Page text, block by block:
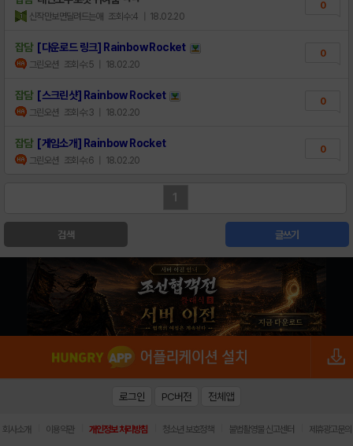
신작만보면달려드는애 조회수:4 | 18.02.20
0
잡담 [다운로드 링크] Rainbow Rocket
그린오션 조회수:5 | 18.02.20
0
잡담 [스크린샷] Rainbow Rocket
그린오션 조회수:3 | 18.02.20
0
잡담 [게임소개] Rainbow Rocket
그린오션 조회수:6 | 18.02.20
0
1
검색 글쓰기
로그인 PC버전 전체앱
회사소개 이용약관 개인정보 처리방침 청소년 보호정책 불법촬영물 신고센터 제휴광고문의